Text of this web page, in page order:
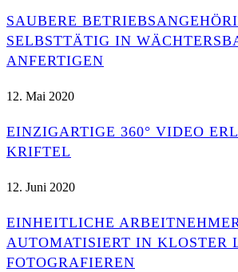
SAUBERE
SELBSTTÄTIG IN
ANFERTIGEN
12. Mai 2020
EINZIGARTIGE 360° VIDEO
KRIFTEL
12. Juni 2020
EINHEITLICHE
AUTOMATISIERT IN KLOSTER
FOTOGRAFIEREN